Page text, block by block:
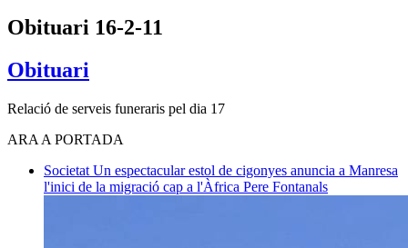
Obituari 16-2-11
Obituari
Relació de serveis funeraris pel dia 17
ARA A PORTADA
Societat Un espectacular estol de cigonyes anuncia a Manresa
l'inici de la migració cap a l'Àfrica Pere Fontanals